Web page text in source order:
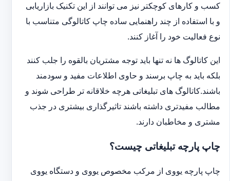
کسب و کارهای کوچکتر نیز می توانند از این تکنیک بازاریابی
و با استفاده از چند راهنمایی ساده چاپ کاتالوگی متناسب با
نوع فعالیت خود را آغاز کنند.
این کاتالوگ ها نه تنها باید توجه مشتریان بالقوه را جلب کنند
بلکه باید به چاپ برسند و حاوی اطلاعات مفید و سودمند
باشند.کاتالوگ های تبلیغاتی هرچه خلاقانه تر طراحی شوند و
مطالب مفیدتری داشته باشند تاثیرگذاری بیشتری در جذب
مشتری و مخاطبان دارند.
چاپ پارچه تبلیغاتی چیست؟
چاپ پارچه یووی از مرکب مخصوص یووی و دستگاه یووی